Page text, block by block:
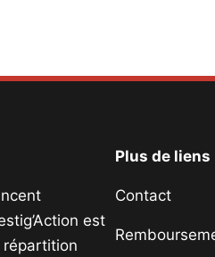
est
répartition
Plus de liens
Contact